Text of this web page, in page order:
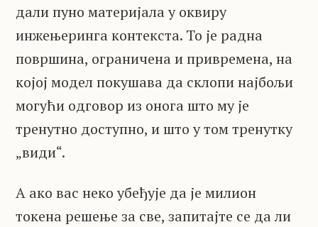
дали пуно материјала у оквиру
инжењеринга контекста. То је радна
површина, ограничена и привремена, на
којој модел покушава да склопи најбољи
могући одговор из онога што му је
тренутно доступно, и што у том тренутку
„види“.
А ако вас неко убеђује да је милион
токена решење за све, запитајте се да ли